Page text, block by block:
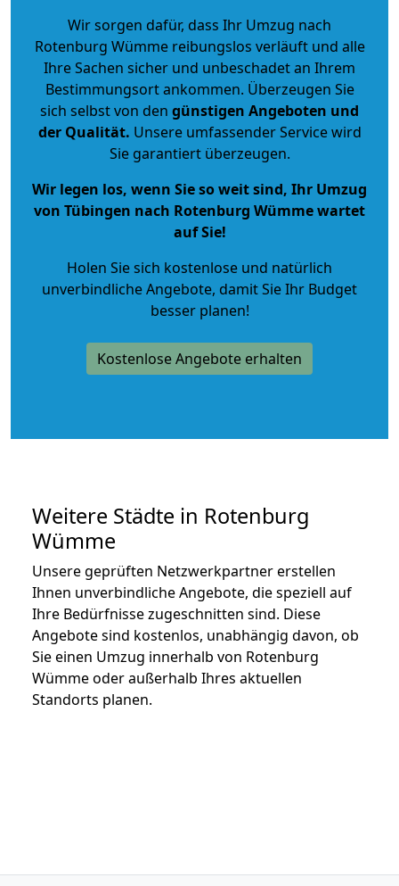
Wir sorgen dafür, dass Ihr Umzug nach
Rotenburg Wümme reibungslos verläuft und alle
Ihre Sachen sicher und unbeschadet an Ihrem
Bestimmungsort ankommen. Überzeugen Sie
sich selbst von den günstigen Angeboten und
der Qualität. Unsere umfassender Service wird
Sie garantiert überzeugen.
Wir legen los, wenn Sie so weit sind, Ihr Umzug
von Tübingen nach Rotenburg Wümme wartet
auf Sie!
Holen Sie sich kostenlose und natürlich
unverbindliche Angebote, damit Sie Ihr Budget
besser planen!
Kostenlose Angebote erhalten
Weitere Städte in Rotenburg
Wümme
Unsere geprüften Netzwerkpartner erstellen
Ihnen unverbindliche Angebote, die speziell auf
Ihre Bedürfnisse zugeschnitten sind. Diese
Angebote sind kostenlos, unabhängig davon, ob
Sie einen Umzug innerhalb von Rotenburg
Wümme oder außerhalb Ihres aktuellen
Standorts planen.